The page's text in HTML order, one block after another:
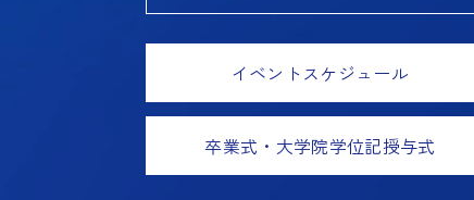
イベントスケジュール
卒業式・大学院学位記授与式